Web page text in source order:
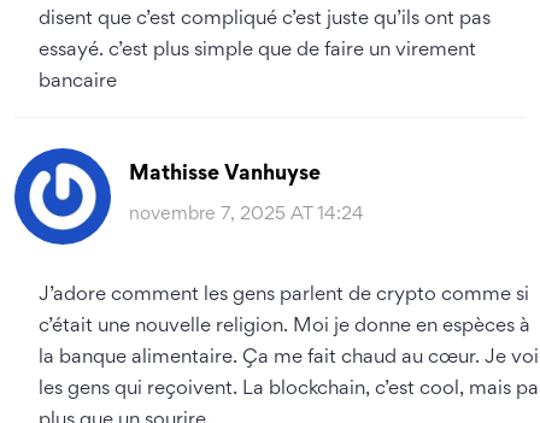
disent que c’est compliqué c’est juste qu’ils ont pas
essayé. c’est plus simple que de faire un virement
bancaire
Mathisse Vanhuyse
novembre 7, 2025 AT 14:24
J’adore comment les gens parlent de crypto comme si
c’était une nouvelle religion. Moi je donne en espèces à
la banque alimentaire. Ça me fait chaud au cœur. Je
les gens qui reçoivent. La blockchain, c’est cool, mais